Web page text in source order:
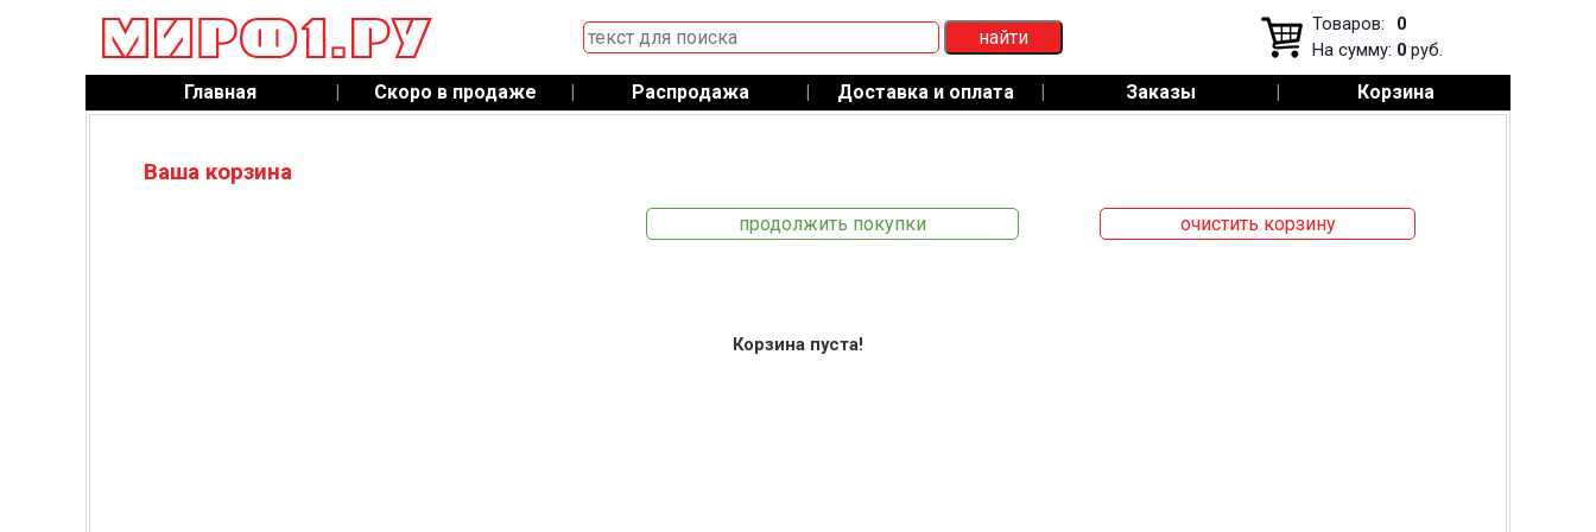
Товаров:
0
На сумму: 0 руб.
Главная | Скоро в продаже | Распродажа | Доставка и оплата | Заказы | Корзина
Ваша корзина
продолжить покупки очистить корзину
Корзина пуста!